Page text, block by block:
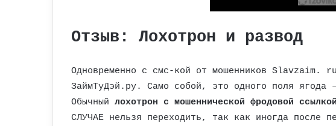
Отзыв: Лохотрон и развод
Одновременно с смс-кой от мошенников Slavzaim.
ЗаймТуДэй.ру. Само собой, это одного поля ягода
Обычный лохотрон с мошеннической фродовой ссылкой
СЛУЧАЕ нельзя переходить, так как иногда после